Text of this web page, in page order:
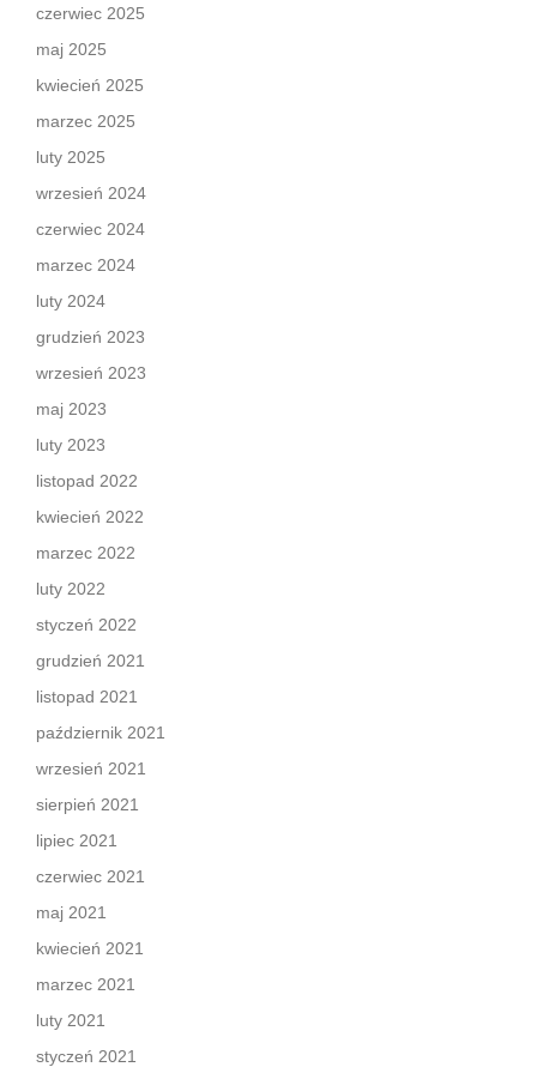
czerwiec 2025
maj 2025
kwiecień 2025
marzec 2025
luty 2025
wrzesień 2024
czerwiec 2024
marzec 2024
luty 2024
grudzień 2023
wrzesień 2023
maj 2023
luty 2023
listopad 2022
kwiecień 2022
marzec 2022
luty 2022
styczeń 2022
grudzień 2021
listopad 2021
październik 2021
wrzesień 2021
sierpień 2021
lipiec 2021
czerwiec 2021
maj 2021
kwiecień 2021
marzec 2021
luty 2021
styczeń 2021